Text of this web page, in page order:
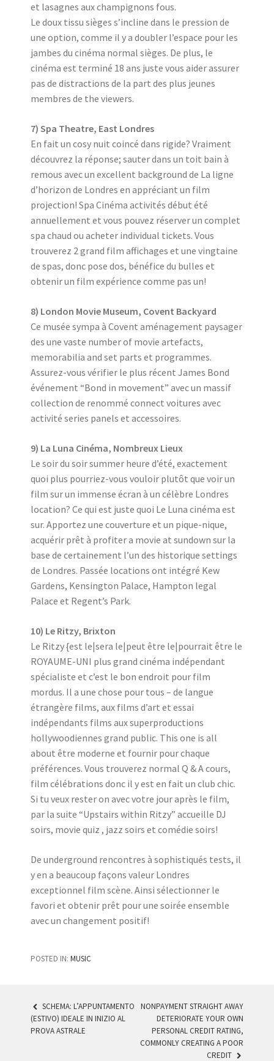
et lasagnes aux champignons fous.
Le doux tissu sièges s’incline dans le pression de
une option, comme il y a doubler l’espace pour les
jambes du cinéma normal sièges. De plus, le
cinéma est terminé 18 ans juste vous aider assurer
pas de distractions de la part des plus jeunes
membres de the viewers.
7) Spa Theatre, East Londres
En fait un cosy nuit coincé dans rigide? Vraiment
découvrez la réponse; sauter dans un toit bain à
remous avec un excellent background de La ligne
d’horizon de Londres en appréciant un film
projection! Spa Cinéma activités début été
annuellement et vous pouvez réserver un complet
spa chaud ou acheter individual tickets. Vous
trouverez 2 grand film affichages et une vingtaine
de spas, donc pose dos, bénéfice du bulles et
obtenir un film expérience comme pas un!
8) London Movie Museum, Covent Backyard
Ce musée sympa à Covent aménagement paysager
des une vaste number of movie artefacts,
memorabilia and set parts et programmes.
Assurez-vous vérifier le plus récent James Bond
événement “Bond in movement” avec un massif
collection de renommé connect voitures avec
activité series panels et accessoires.
9) La Luna Cinéma, Nombreux Lieux
Le soir du soir summer heure d’été, exactement
quoi plus pourriez-vous vouloir plutôt que voir un
film sur un immense écran à un célèbre Londres
location? Ce qui est juste quoi Le Luna cinéma est
sur. Apportez une couverture et un pique-nique,
acquérir prêt à profiter a movie at sundown sur la
base de certainement l’un des historique settings
de Londres. Passée locations ont intégré Kew
Gardens, Kensington Palace, Hampton legal
Palace et Regent’s Park.
10) Le Ritzy, Brixton
Le Ritzy {est le|sera le|peut être le|pourrait être le
ROYAUME-UNI plus grand cinéma indépendant
spécialiste et c’est le bon endroit pour film
mordus. Il a une chose pour tous – de langue
étrangère films, aux films d’art et essai
indépendants films aux superproductions
hollywoodiennes grand public. This one is all
about être moderne et fournir pour chaque
préférences. Vous trouverez normal Q & A cours,
film célébrations donc il y est en fait un club chic.
Si tu veux rester on avec votre jour après le film,
par la suite “Upstairs within Ritzy” accueille DJ
soirs, movie quiz , jazz soirs et comédie soirs!
De underground rencontres à sophistiqués tests, il
y en a beaucoup façons valeur Londres
exceptionnel film scène. Ainsi sélectionner le
favori et obtenir prêt pour une soirée ensemble
avec un changement positif!
POSTED IN: MUSIC
POST NAVIGATION
SCHEMA: L’APPUNTAMENTO
(ESTIVO) IDEALE IN INIZIO AL
PROVA ASTRALE
NONPAYMENT STRAIGHT AWAY
DETERIORATE YOUR OWN
PERSONAL CREDIT RATING,
COMMONLY CREATING A POOR
CREDIT